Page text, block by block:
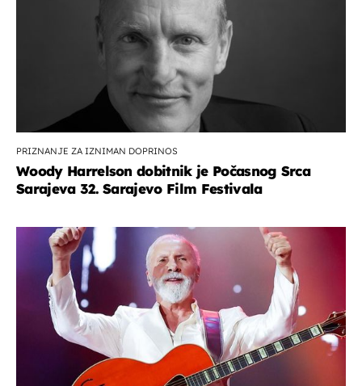
PRIZNANJE ZA IZNIMAN DOPRINOS
Woody Harrelson dobitnik je Počasnog Srca
Sarajeva 32. Sarajevo Film Festivala